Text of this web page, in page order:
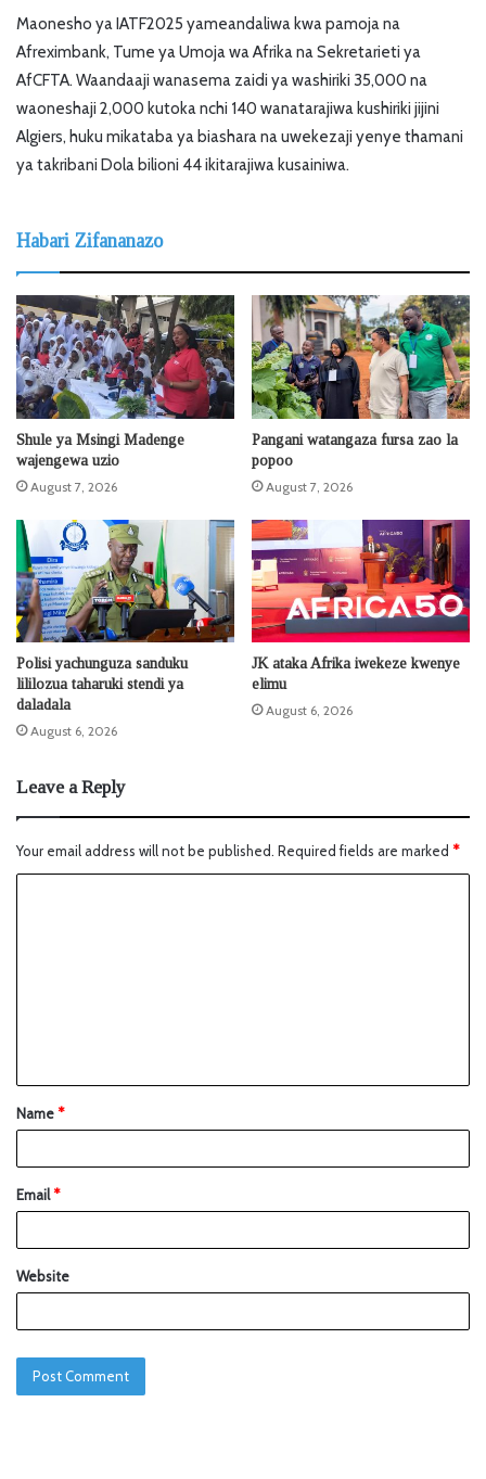
Maonesho ya IATF2025 yameandaliwa kwa pamoja na
Afreximbank, Tume ya Umoja wa Afrika na Sekretarieti ya
AfCFTA. Waandaaji wanasema zaidi ya washiriki 35,000 na
waoneshaji 2,000 kutoka nchi 140 wanatarajiwa kushiriki jijini
Algiers, huku mikataba ya biashara na uwekezaji yenye thamani
ya takribani Dola bilioni 44 ikitarajiwa kusainiwa.
Habari Zifananazo
Shule ya Msingi Madenge
wajengewa uzio
August 7, 2026
Pangani watangaza fursa zao la
popoo
August 7, 2026
Polisi yachunguza sanduku
lililozua taharuki stendi ya
daladala
August 6, 2026
JK ataka Afrika iwekeze kwenye
elimu
August 6, 2026
Leave a Reply
Your email address will not be published. Required fields are marked *
Name*
Email*
Website